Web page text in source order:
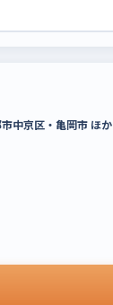
中京区・亀岡市 ほか